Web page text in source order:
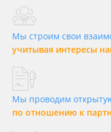
Мы строим свои
учитывая интересы
Мы проводим
по отношению к